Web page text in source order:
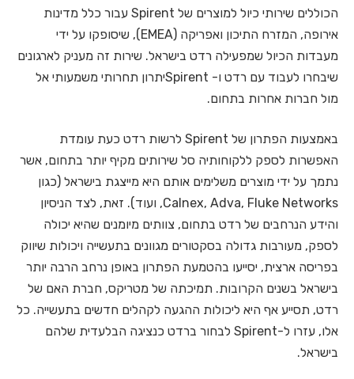
הכוללים שירותי כיול למוצרים של Spirent עבור כלל מדינות
אירופה, המזרח התיכון ואפריקה (EMEA), שיסופקו על ידי
מעבדות הכיול שמפעילה רדט בישראל. שירות זה מעניק לארגונים
שיבחרו לעבוד עם רדט ו- Spirentיתרון תחרותי משמעותי אל
מול חברות אחרות בתחום.
באמצעות הפתרון של Spirent לרשות רדט כעת עומדת
האפשרות לספק ללקוחותיה סל שירותים מקיף יותר בתחום, אשר
נתמך על ידי מוצרים משלימים אותם היא מייצגת בישראל (כגון
Calnex, Adva, Fluke Networks, ועוד). זאת, לצד הניסיון
והידע הנרחבים של רדט בתחום, צוותים מיומנים שהיא יכולה
לספק, מעורבות גדולה בסקטורים מגוונים בתעשייה ויכולות שיווק
בפריסה ארצית, יסייעו בהטמעת הפתרון באופן נרחב הרבה יותר
בישראל בשנים הקרובות. תמיכתה של מטריקס, חברת האם של
רדט, תסייע אף היא ליכולות ההגעה לקהלים חדשים בתעשייה. כל
אלו, עזרו ל-Spirent לבחור ברדט כנציגה הבלעדית שלהם
בישראל.